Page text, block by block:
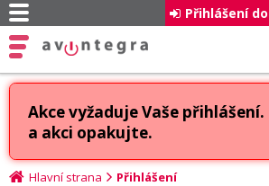
Přihlášení do
Akce vyžaduje Vaše
a akci opakujte.
Hlavní strana Přihlášení